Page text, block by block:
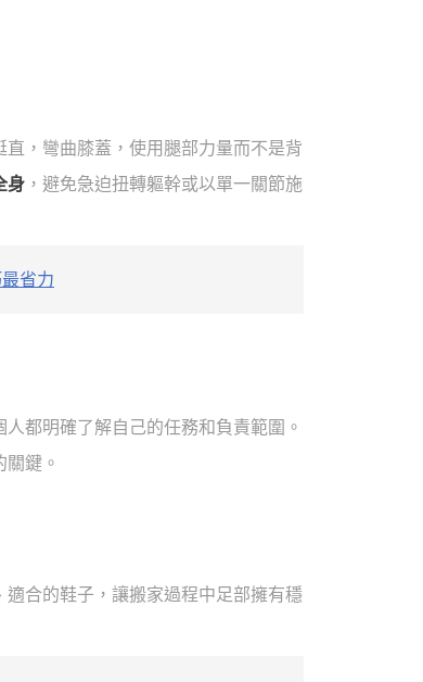
直，彎曲膝蓋，使用腿部力量而不是背
身 ，避免急迫扭轉軀幹或以單一關節施
省力
都明確了解自己的任務和負責範圍。
鍵。
適合的鞋子，讓搬家過程中足部擁有穩